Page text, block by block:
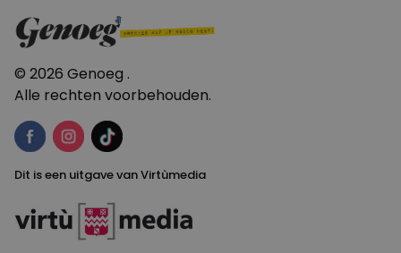
© 2026 Genoeg .
Alle rechten voorbehouden.
Dit is een uitgave van Virtùmedia